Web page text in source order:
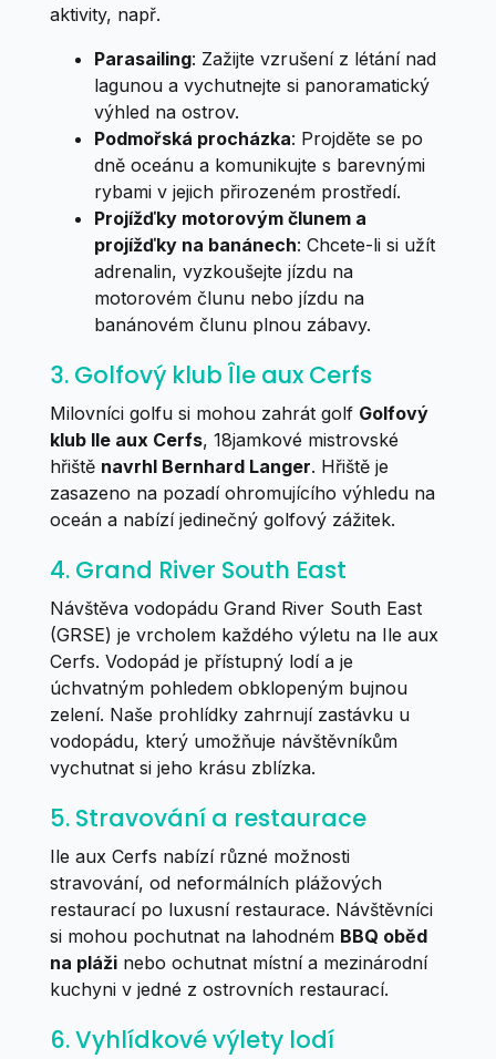
aktivity, např.
Parasailing: Zažijte vzrušení z létání nad
lagunou a vychutnejte si panoramatický
výhled na ostrov.
Podmořská procházka: Projděte se po
dně oceánu a komunikujte s barevnými
rybami v jejich přirozeném prostředí.
Projížďky motorovým člunem a
projížďky na banánech: Chcete-li si užít
adrenalin, vyzkoušejte jízdu na
motorovém člunu nebo jízdu na
banánovém člunu plnou zábavy.
3. Golfový klub Île aux Cerfs
Milovníci golfu si mohou zahrát golf Golfový
klub Ile aux Cerfs, 18jamkové mistrovské
hřiště navrhl Bernhard Langer. Hřiště je
zasazeno na pozadí ohromujícího výhledu na
oceán a nabízí jedinečný golfový zážitek.
4. Grand River South East
Návštěva vodopádu Grand River South East
(GRSE) je vrcholem každého výletu na Ile aux
Cerfs. Vodopád je přístupný lodí a je
úchvatným pohledem obklopeným bujnou
zelení. Naše prohlídky zahrnují zastávku u
vodopádu, který umožňuje návštěvníkům
vychutnat si jeho krásu zblízka.
5. Stravování a restaurace
Ile aux Cerfs nabízí různé možnosti
stravování, od neformálních plážových
restaurací po luxusní restaurace. Návštěvníci
si mohou pochutnat na lahodném BBQ oběd
na plážinebo ochutnat místní a mezinárodní
kuchyni v jedné z ostrovních restaurací.
6. Vyhlídkové výlety lodí